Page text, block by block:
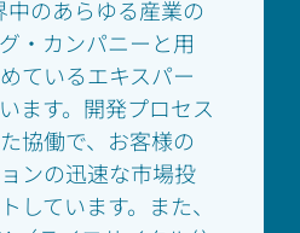
中のあらゆる産業の
・カンパニーと用
ているエキスパー
ます。開発プロセス
協働で、お客様の
ンの迅速な市場投
しています。また、